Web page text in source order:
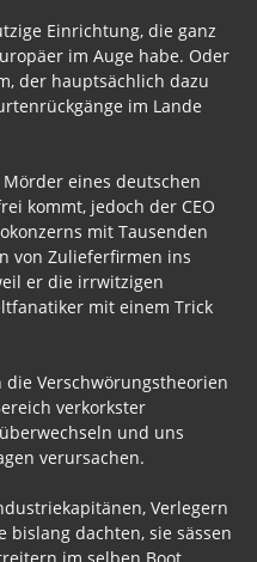
Einrichtung, die ganz
im Auge habe. Oder
der hauptsächlich dazu
im Lande
eines deutschen
kommt, jedoch der CEO
mit Tausenden
von Zulieferfirmen ins
er die irrwitzigen
mit einem Trick
Verschwörungstheorien
verkorkster
und uns
verursachen.
Verlegern
bislang dachten, sie sässen